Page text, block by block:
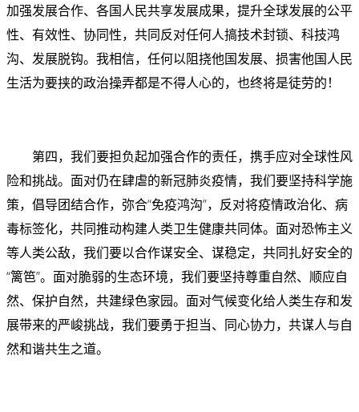
加强发展合作、各国人民共享发展成果，提升全球发展的公平
性、有效性、协同性，共同反对任何人搞技术封锁、科技鸿
沟、发展脱钩。我相信，任何以阻挠他国发展、损害他国人民
生活为要挟的政治操弄都是不得人心的，也终将是徒劳的！
第四，我们要担负起加强合作的责任，携手应对全球性风
险和挑战。面对仍在肆虐的新冠肺炎疫情，我们要坚持科学施
策，倡导团结合作，弥合“免疫鸿沟”，反对将疫情政治化、病
毒标签化，共同推动构建人类卫生健康共同体。面对恐怖主义
等人类公敌，我们要以合作谋安全、谋稳定，共同扎好安全的
“篱笆”。面对脆弱的生态环境，我们要坚持尊重自然、顺应自
然、保护自然，共建绿色家园。面对气候变化给人类生存和发
展带来的严峻挑战，我们要勇于担当、同心协力，共谋人与自
然和谐共生之道。